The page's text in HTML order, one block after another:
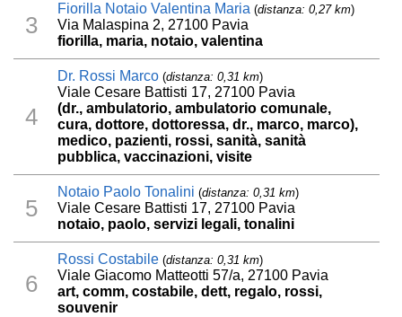
3
Fiorilla Notaio Valentina Maria (distanza: 0,27 km)
Via Malaspina 2, 27100 Pavia
fiorilla, maria, notaio, valentina
4
Dr. Rossi Marco (distanza: 0,31 km)
Viale Cesare Battisti 17, 27100 Pavia
(dr., ambulatorio, ambulatorio comunale,
cura, dottore, dottoressa, dr., marco, marco),
medico, pazienti, rossi, sanità, sanità
pubblica, vaccinazioni, visite
5
Notaio Paolo Tonalini (distanza: 0,31 km)
Viale Cesare Battisti 17, 27100 Pavia
notaio, paolo, servizi legali, tonalini
6
Rossi Costabile (distanza: 0,31 km)
Viale Giacomo Matteotti 57/a, 27100 Pavia
art, comm, costabile, dett, regalo, rossi,
souvenir